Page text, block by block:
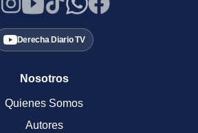
Derecha Diario TV
Nosotros
Quienes Somos
Autores